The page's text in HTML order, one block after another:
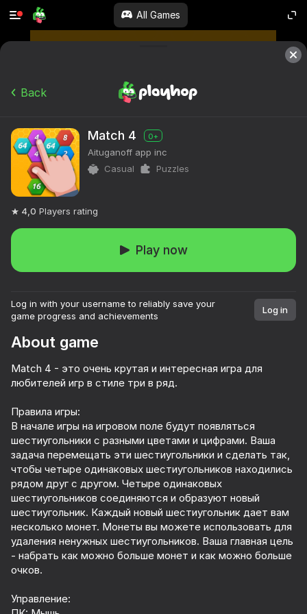
All Games
Block Stack
Back
Match 4 0+
Aituganoff app inc
Casual
Puzzles
4,0 Players rating
Play now
Log in with your username to reliably save your
game progress and achievements
Log in
About game
Match 4 - это очень крутая и интересная игра для
любителей игр в стиле три в ряд.
Правила игры:
В начале игры на игровом поле будут появляться
шестиугольники с разными цветами и цифрами. Ваша
задача перемещать эти шестиугольники и сделать так,
чтобы четыре одинаковых шестиугольников находились
рядом друг с другом. Четыре одинаковых
шестиугольников соединяются и образуют новый
шестиугольник. Каждый новый шестиугольник дает вам
несколько монет. Монеты вы можете использовать для
удаления ненужных шестиугольников. Ваша главная цель
- набрать как можно больше монет и как можно больше
очков.
Управление: